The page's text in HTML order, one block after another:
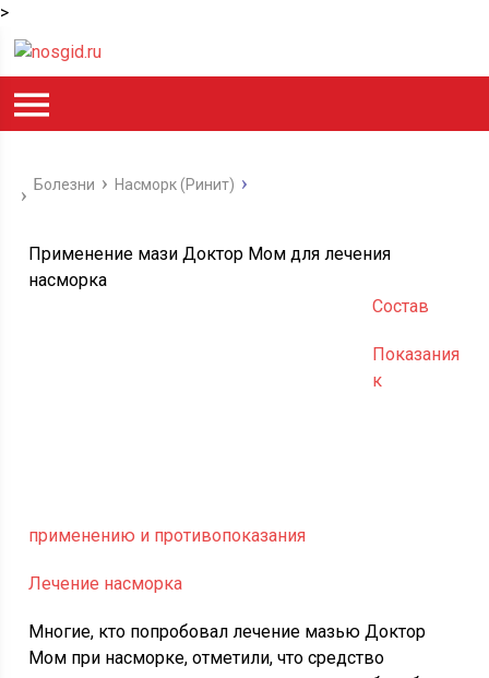
>
Болезни Насморк (Ринит)
Применение мази Доктор Мом для лечения
насморка
Состав
Показания
к
применению и противопоказания
Лечение насморка
Многие, кто попробовал лечение мазью Доктор
Мом при насморке, отметили, что средство